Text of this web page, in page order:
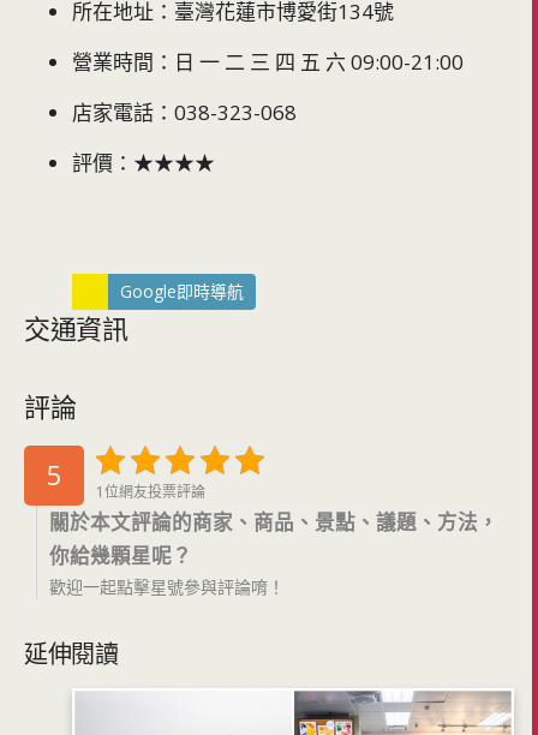
所在地址：臺灣花蓮市博愛街134號
營業時間：日 一 二 三 四 五 六 09:00-21:00
店家電話：038-323-068
評價：★★★★
Google即時導航
交通資訊
評論
5 1位網友投票評論
關於本文評論的商家、商品、景點、議題、方法，
你給幾顆星呢？
歡迎一起點擊星號參與評論唷！
延伸閱讀